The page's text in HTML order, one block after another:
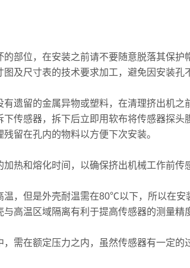
的部位，在安装之前请不要随意脱落其保
及尺寸表的技术要求加工，避免因安装孔
有遗留的金属异物或塑料，在清理挤出机
下传感器，拆下后立即用软布将传感器探
留在孔内的物料以方便下次安装。
热和熔化时间，以确保挤出机械工作前传
温，但是外壳耐温需在80℃以下，所以在
高温区域隔离有利于提高传感器的测量精
，需在额定压力之内，虽然传感器有一定